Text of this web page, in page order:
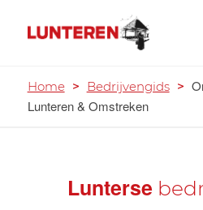
Home > Bedrijvengids >
Lunteren & Omstreken
Lunterse